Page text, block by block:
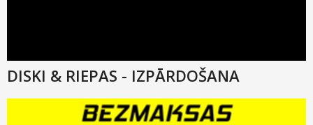
DISKI & RIEPAS - IZPĀRDOŠANA